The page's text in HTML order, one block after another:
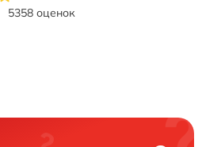
5358 оценок